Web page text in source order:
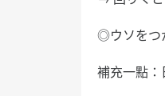
◎ウソをつ
補充一點：